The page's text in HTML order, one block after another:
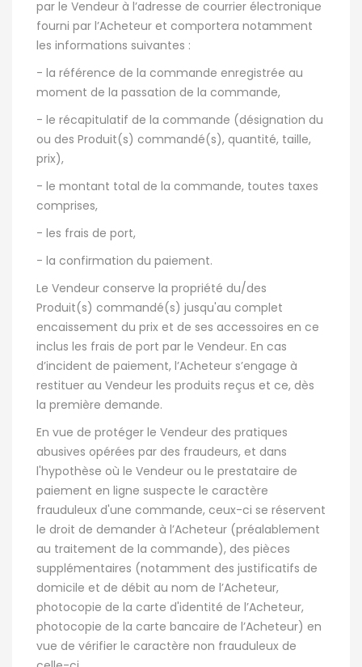
par le Vendeur à l’adresse de courrier électronique
fourni par l’Acheteur et comportera notamment
les informations suivantes :
- la référence de la commande enregistrée au
moment de la passation de la commande,
- le récapitulatif de la commande (désignation du
ou des Produit(s) commandé(s), quantité, taille,
prix),
- le montant total de la commande, toutes taxes
comprises,
- les frais de port,
- la confirmation du paiement.
Le Vendeur conserve la propriété du/des
Produit(s) commandé(s) jusqu'au complet
encaissement du prix et de ses accessoires en ce
inclus les frais de port par le Vendeur. En cas
d’incident de paiement, l’Acheteur s’engage à
restituer au Vendeur les produits reçus et ce, dès
la première demande.
En vue de protéger le Vendeur des pratiques
abusives opérées par des fraudeurs, et dans
l'hypothèse où le Vendeur ou le prestataire de
paiement en ligne suspecte le caractère
frauduleux d'une commande, ceux-ci se réservent
le droit de demander à l’Acheteur (préalablement
au traitement de la commande), des pièces
supplémentaires (notamment des justificatifs de
domicile et de débit au nom de l’Acheteur,
photocopie de la carte d'identité de l’Acheteur,
photocopie de la carte bancaire de l’Acheteur) en
vue de vérifier le caractère non frauduleux de